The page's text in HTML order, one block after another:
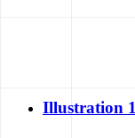
Illustration 1